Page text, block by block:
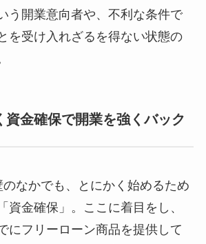
う開業意向者や、不利な条件で
を受け入れざるを得ない状態の
資金確保で開業を強くバック
なかでも、とにかく始めるため
資金確保」。ここに着目をし、
にフリーローン商品を提供して